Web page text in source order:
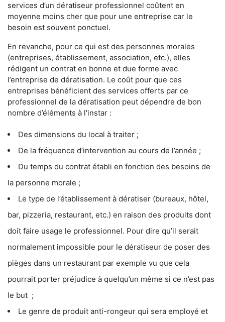
services d’un dératiseur professionnel coûtent en
moyenne moins cher que pour une entreprise car le
besoin est souvent ponctuel.
En revanche, pour ce qui est des personnes morales
(entreprises, établissement, association, etc.), elles
rédigent un contrat en bonne et due forme avec
l’entreprise de dératisation. Le coût pour que ces
entreprises bénéficient des services offerts par ce
professionnel de la dératisation peut dépendre de bon
nombre d’éléments à l'instar :
Des dimensions du local à traiter ;
De la fréquence d’intervention au cours de l’année ;
Du temps du contrat établi en fonction des besoins de
la personne morale ;
Le type de l’établissement à dératiser (bureaux, hôtel,
bar, pizzeria, restaurant, etc.) en raison des produits dont
doit faire usage le professionnel. Pour dire qu’il serait
normalement impossible pour le dératiseur de poser des
pièges dans un restaurant par exemple vu que cela
pourrait porter préjudice à quelqu’un même si ce n’est pas
le but ;
Le genre de produit anti-rongeur qui sera employé et